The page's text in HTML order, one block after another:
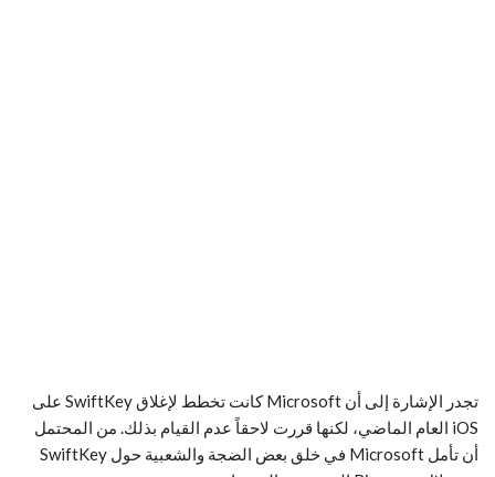
تجدر الإشارة إلى أن Microsoft كانت تخطط لإغلاق SwiftKey على
iOS العام الماضي، لكنها قررت لاحقاً عدم القيام بذلك. من المحتمل
أن تأمل Microsoft في خلق بعض الضجة والشعبية حول SwiftKey